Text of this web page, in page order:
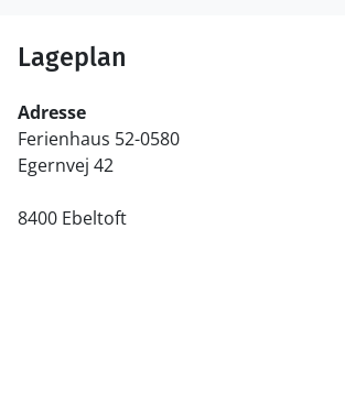
Lageplan
Adresse
Ferienhaus 52-0580
Egernvej 42
8400 Ebeltoft